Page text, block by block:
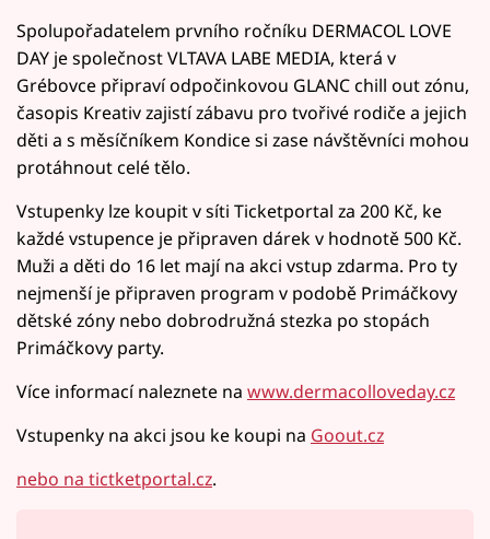
Spolupořadatelem prvního ročníku DERMACOL LOVE
DAY je společnost VLTAVA LABE MEDIA, která v
Grébovce připraví odpočinkovou GLANC chill out zónu,
časopis Kreativ zajistí zábavu pro tvořivé rodiče a jejich
děti a s měsíčníkem Kondice si zase návštěvníci mohou
protáhnout celé tělo.
Vstupenky lze koupit v síti Ticketportal za 200 Kč, ke
každé vstupence je připraven dárek v hodnotě 500 Kč.
Muži a děti do 16 let mají na akci vstup zdarma. Pro ty
nejmenší je připraven program v podobě Primáčkovy
dětské zóny nebo dobrodružná stezka po stopách
Primáčkovy party.
Více informací naleznete na www.dermacolloveday.cz
Vstupenky na akci jsou ke koupi na Goout.cz
nebo na tictketportal.cz.